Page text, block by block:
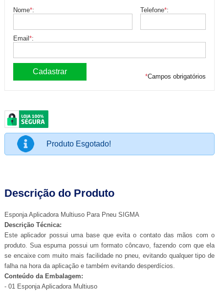
Nome*: Telefone*:
Email*:
*Campos obrigatórios
Produto Esgotado!
Descrição do Produto
Esponja Aplicadora Multiuso Para Pneu SIGMA
Descrição Técnica:
Este aplicador possui uma base que evita o contato das mãos com o
produto. Sua espuma possui um formato côncavo, fazendo com que ela
se encaixe com muito mais facilidade no pneu, evitando qualquer tipo de
falha na hora da aplicação e também evitando desperdícios.
Conteúdo da Embalagem:
- 01 Esponja Aplicadora Multiuso